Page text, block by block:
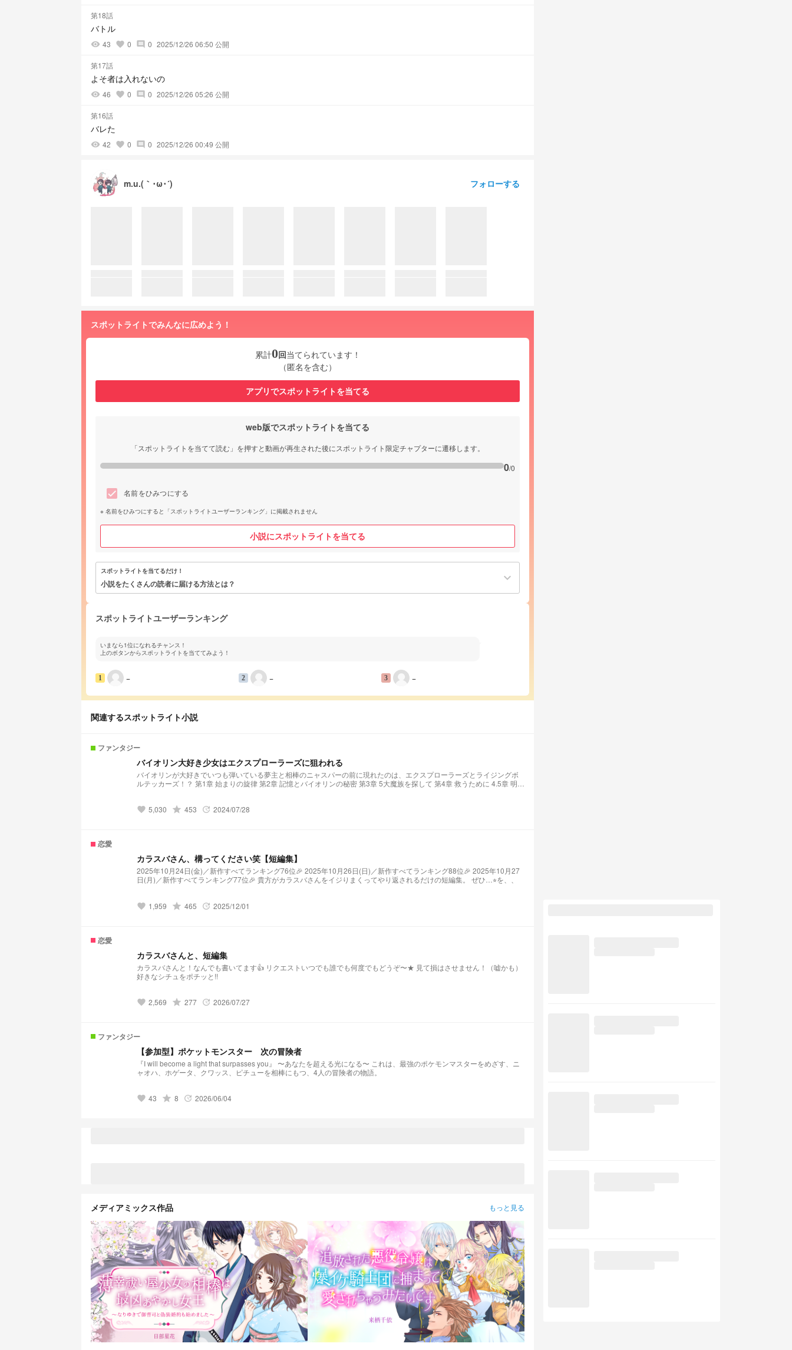
第18話
バトル
visibility 43 favorite 0 comment 0 2025/12/26 06:50 公開
第17話
よそ者は入れないの
visibility 46 favorite 0 comment 0 2025/12/26 05:26 公開
第16話
バレた
visibility 42 favorite 0 comment 0 2025/12/26 00:49 公開
m.u.(｀･ω･´)ゞ フォローする
スポットライトでみんなに広めよう！
累計0回当てられています！
（匿名を含む）
アプリでスポットライトを当てる
web版でスポットライトを当てる
「スポットライトを当てて読む」を押すと動画が再生された後にスポットライト限定チャプターに遷移します。
0/0
名前をひみつにする
名前をひみつにすると「スポットライトユーザーランキング」に掲載されません
小説にスポットライトを当てる
スポットライトを当てるだけ！
小説をたくさんの読者に届ける方法とは？ keyboard_arrow_down
スポットライトユーザーランキング
いまなら1位になれるチャンス！
上のボタンからスポットライトを当ててみよう！
1 − 2 − 3 −
関連するスポットライト小説
ファンタジー
バイオリン大好き少女はエクスプローラーズに狙われる
バイオリンが大好きでいつも弾いている夢主と相棒のニャスパーの前に現れたのは、エクスプローラーズとライジングボ
ルテッカーズ！？ 第1章 始まりの旋律 第2章 記憶とバイオリンの秘密 第3章 5大魔族を探して 第4章 救うために 4.5章 明日
favorite 5,030 grade 453 update 2024/07/28
恋愛
カラスバさん、構ってください笑【短編集】
2025年10月24日(金)／新作すべてランキング76位🎉 2025年10月26日(日)／新作すべてランキング88位🎉 2025年10月27
日(月)／新作すべてランキング77位🎉 貴方がカラスバさんをイジりまくってやり返されるだけの短編集。 ぜひ…⭐︎を、、
favorite 1,959 grade 465 update 2025/12/01
恋愛
カラスバさんと、短編集
カラスバさんと！なんでも書いてます👍️ リクエストいつでも誰でも何度でもどうぞ〜★ 見て損はさせません！（嘘かも）
好きなシチュをポチッと!!
favorite 2,569 grade 277 update 2026/07/27
ファンタジー
【参加型】ポケットモンスター 次の冒険者
『I will become a light that surpasses you』 〜あなたを超える光になる〜 これは、最強のポケモンマスターをめざす、ニ
ャオハ、ホゲータ、クワッス、ピチューを相棒にもつ、4人の冒険者の物語。
favorite 43 grade 8 update 2026/06/04
メディアミックス作品 もっと見る